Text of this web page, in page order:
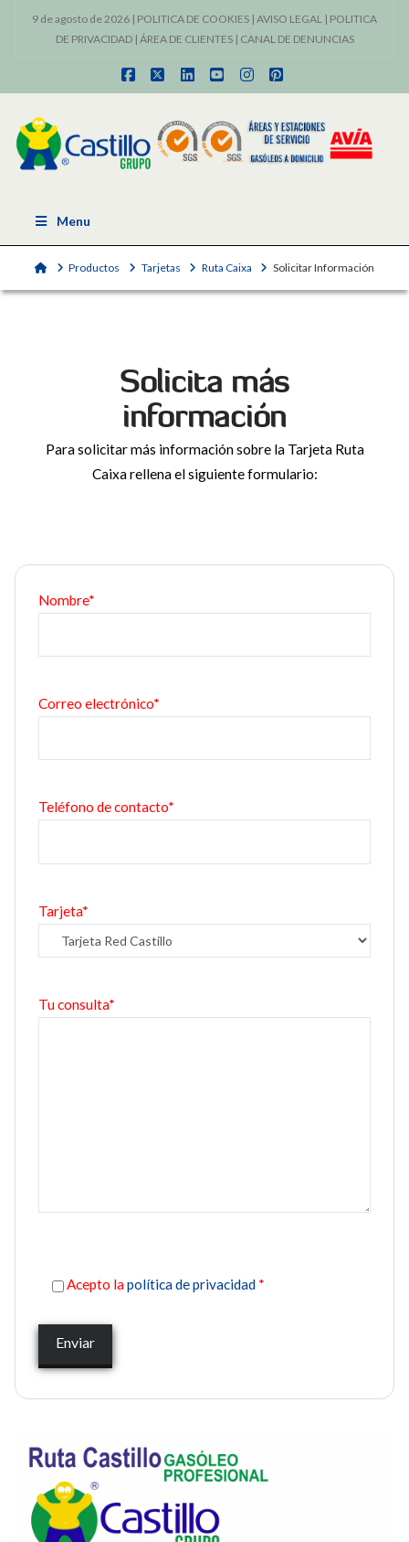
9 de agosto de 2026 | POLITICA DE COOKIES | AVISO LEGAL | POLITICA
DE PRIVACIDAD| ÁREA DE CLIENTES| CANAL DE DENUNCIAS
Facebook
X LinkedInYouTubeInstagram
Pinterest
Menu
HomeProductos Tarjetas Ruta Caixa Solicitar Información
Solicita más
información
Para solicitar más información sobre la Tarjeta Ruta
Caixa rellena el siguiente formulario:
Nombre*
Correo electrónico*
Teléfono de contacto*
Tarjeta*
Tu consulta*
Acepto lapolítica de privacidad *